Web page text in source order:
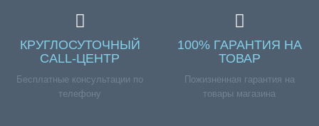
КРУГЛОСУТОЧНЫЙ
CALL-ЦЕНТР
Бесплатные консультации по
телефону
100% ГАРАНТИЯ НА
ТОВАР
Пожизненная гарантия на
товары магазина